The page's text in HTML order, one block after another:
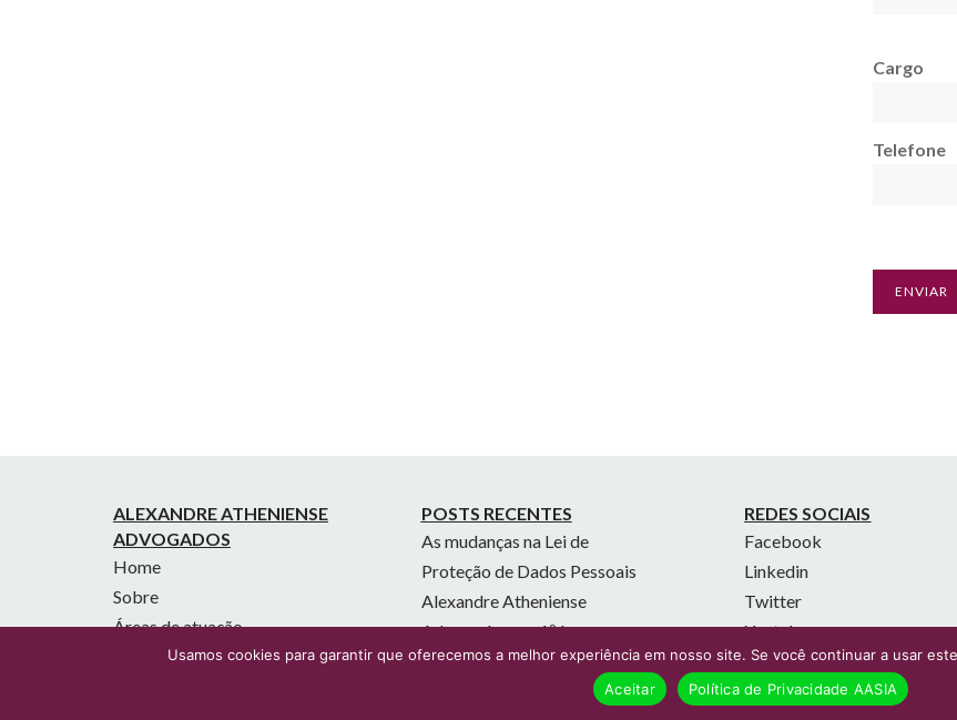
Cargo
Telefone
ALEXANDRE ATHENIENSE
ADVOGADOS
Home
Sobre
Áreas de atuação
POSTS RECENTES
As mudanças na Lei de
Proteção de Dados Pessoais
Alexandre Atheniense
Advogados em 1º lugar no
Análise Advocacia 500
REDES SOCIAIS
Facebook
Linkedin
Twitter
Youtube
Usamos cookies para garantir que oferecemos a melhor experiência em nosso site. Se você continuar a usar
Aceitar
Política de Privacidade AASIA